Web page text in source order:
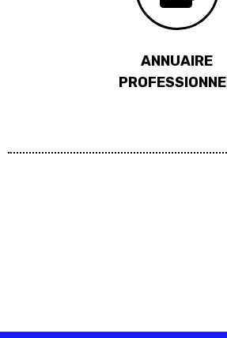
ANNUAIRE